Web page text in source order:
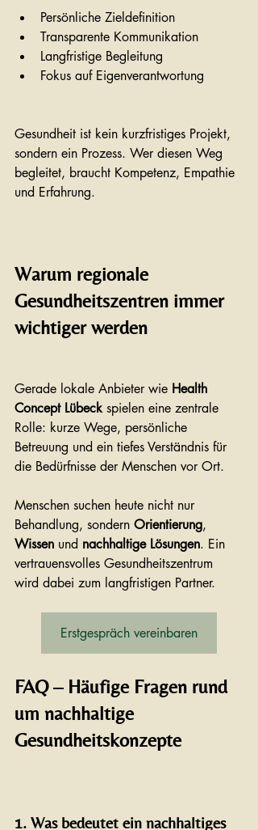
Persönliche Zieldefinition
Transparente Kommunikation
Langfristige Begleitung
Fokus auf Eigenverantwortung
Gesundheit ist kein kurzfristiges Projekt,
sondern ein Prozess. Wer diesen Weg
begleitet, braucht Kompetenz, Empathie
und Erfahrung.
Warum regionale
Gesundheitszentren immer
wichtiger werden
Gerade lokale Anbieter wie Health
Concept Lübeck spielen eine zentrale
Rolle: kurze Wege, persönliche
Betreuung und ein tiefes Verständnis für
die Bedürfnisse der Menschen vor Ort.
Menschen suchen heute nicht nur
Behandlung, sondern Orientierung,
Wissen und nachhaltige Lösungen. Ein
vertrauensvolles Gesundheitszentrum
wird dabei zum langfristigen Partner.
Erstgespräch vereinbaren
FAQ – Häufige Fragen rund
um nachhaltige
Gesundheitskonzepte
1. Was bedeutet ein nachhaltiges